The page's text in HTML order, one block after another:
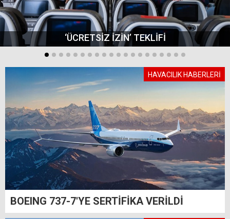
‘ÜCRETSİZ İZİN’ TEKLİFİ
HAVACILIK HABERLERİ
BOEING 737-7'YE SERTİFİKA VERİLDİ